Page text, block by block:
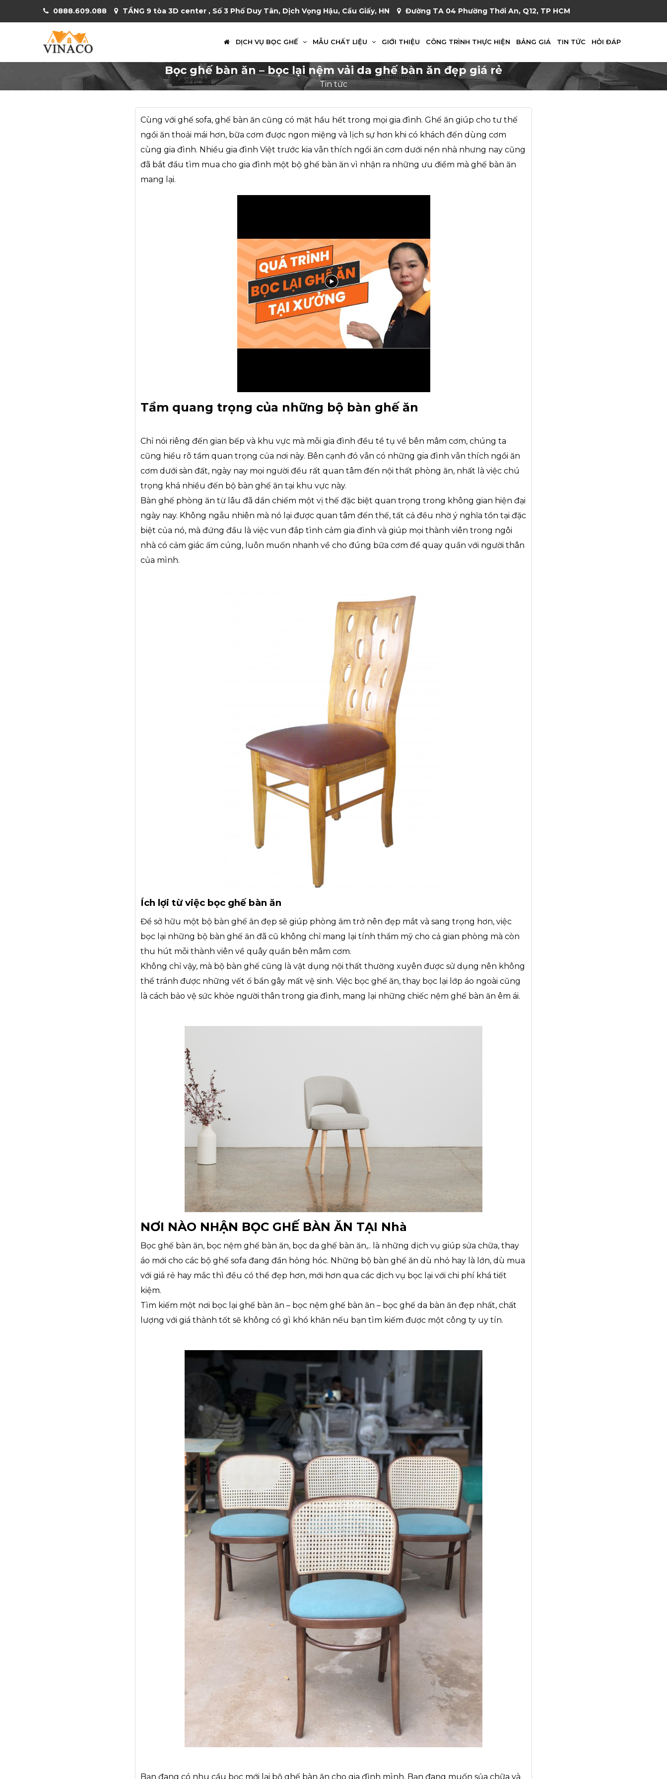
0888.609.088 TẦNG 9 tòa 3D center , Số 3 Phố Duy Tân, Dịch Vọng Hậu, Cầu Giấy, HN Đường TA 04 Phường Thới An, Q12, TP HCM
DỊCH VỤ BỌC GHẾ MẪU CHẤT LIỆU GIỚI THIỆU CÔNG TRÌNH THỰC HIỆN BẢNG GIÁ TIN TỨC HỎI ĐÁP
Bọc ghế bàn ăn – bọc lại nệm vải da ghế bàn ăn đẹp giá rẻ
Tin tức
Cùng với ghế sofa, ghế bàn ăn cũng có mặt hầu hết trong mọi gia đình. Ghế ăn giúp cho tư thế
ngồi ăn thoải mái hơn, bữa cơm được ngon miệng và lịch sự hơn khi có khách đến dùng cơm
cùng gia đình. Nhiều gia đình Việt trước kia vẫn thích ngồi ăn cơm dưới nền nhà nhưng nay cũng
đã bắt đầu tìm mua cho gia đình một bộ ghế bàn ăn vì nhận ra những ưu điểm mà ghế bàn ăn
mang lại.
Tầm quang trọng của những bộ bàn ghế ăn
Chỉ nói riêng đến gian bếp và khu vực mà mỗi gia đình đều tề tụ về bên mâm cơm, chúng ta
cũng hiểu rõ tầm quan trọng của nơi này. Bên cạnh đó vẫn có những gia đình vẫn thích ngồi ăn
cơm dưới sàn đất, ngày nay mọi người đều rất quan tâm đến nội thất phòng ăn, nhất là việc chú
trọng khá nhiều đến bộ bàn ghế ăn tại khu vực này.
Bàn ghế phòng ăn từ lâu đã dần chiếm một vị thế đặc biệt quan trọng trong không gian hiện đại
ngày nay. Không ngẫu nhiên mà nó lại được quan tâm đến thế, tất cả đều nhờ ý nghĩa tồn tại đặc
biệt của nó, mà đứng đầu là việc vun đắp tình cảm gia đình và giúp mọi thành viên trong ngôi
nhà có cảm giác ấm cúng, luôn muốn nhanh về cho đúng bữa cơm để quay quần với người thân
của mình.
Ích lợi từ việc bọc ghế bàn ăn
Để sở hữu một bộ bàn ghế ăn đẹp sẽ giúp phòng ăm trở nên đẹp mắt và sang trọng hơn, việc
bọc lại những bộ bàn ghế ăn đã cũ không chỉ mang lại tính thẩm mỹ cho cả gian phòng mà còn
thu hút mỗi thành viên về quây quần bên mâm cơm.
Không chỉ vậy, mà bộ bàn ghế cũng là vật dụng nội thất thường xuyên được sử dụng nên không
thể tránh được những vết ố bẩn gây mất vệ sinh. Việc bọc ghế ăn, thay bọc lại lớp áo ngoài cũng
là cách bảo vệ sức khỏe người thân trong gia đình, mang lại những chiếc nệm ghế bàn ăn êm ái.
NƠI NÀO NHẬN BỌC GHẾ BÀN ĂN TẠI Nhà
Bọc ghế bàn ăn, bọc nệm ghế bàn ăn, bọc da ghế bàn ăn,.. là những dịch vụ giúp sửa chữa, thay
áo mới cho các bộ ghế sofa đang đần hỏng hóc. Những bộ bàn ghế ăn dù nhỏ hay là lớn, dù mua
với giá rẻ hay mắc thì đều có thể đẹp hơn, mới hơn qua các dịch vụ bọc lại với chi phí khá tiết
kiệm.
Tìm kiếm một nơi bọc lại ghế bàn ăn – bọc nệm ghế bàn ăn – bọc ghế da bàn ăn đẹp nhất, chất
lượng với giá thành tốt sẽ không có gì khó khăn nếu bạn tìm kiếm được một công ty uy tín.
Bạn đang có nhu cầu bọc mới lại bộ ghế bàn ăn cho gia đình mình. Bạn đang muốn sủa chữa và